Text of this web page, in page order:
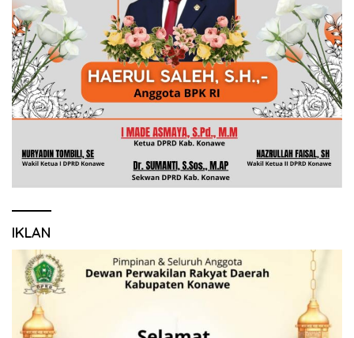
IKLAN